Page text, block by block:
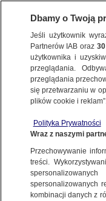
ŚWIAT
rebeliantów Huti
20.07.2024, 21:57
Udostępnij
Dbamy o Twoją
Jeśli użytkownik
Partnerów IAB oraz30
użytkownika i
przeglądania.
przeglądania
się przetwarzaniu w
plików cookie i
Polityka Prywatności
Wraz z naszymi
Przechowywanie
treści.
spersonalizowanych
kombinacji danych z